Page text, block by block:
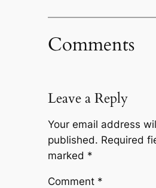
Comments
Leave a Reply
Your email address
published. Required
marked *
Comment *